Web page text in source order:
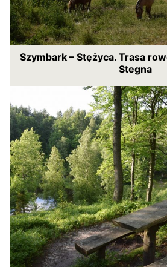
Szymbark – Stężyca. Trasa
Stegna